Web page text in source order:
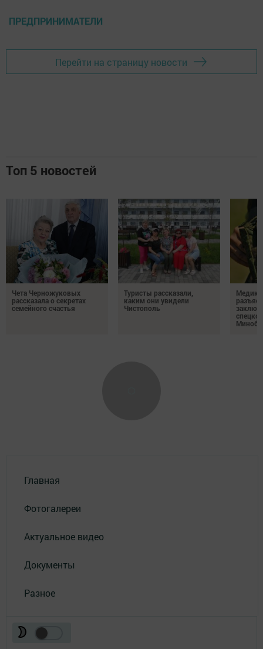
ПРЕДПРИНИМАТЕЛИ
Перейти на страницу новости
Топ 5 новостей
Чета Черножуковых
рассказала о секретах
семейного счастья
Туристы рассказали,
каким они увидели
Чистополь
Главная
Фотогалереи
Актуальное видео
Документы
Разное